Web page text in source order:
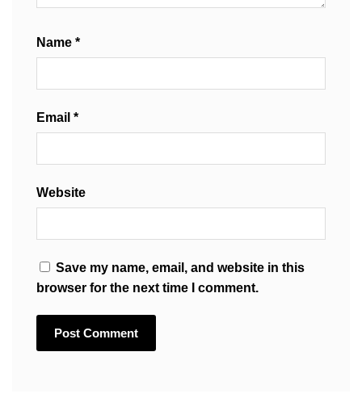
Name *
Email *
Website
Save my name, email, and website in this
browser for the next time I comment.